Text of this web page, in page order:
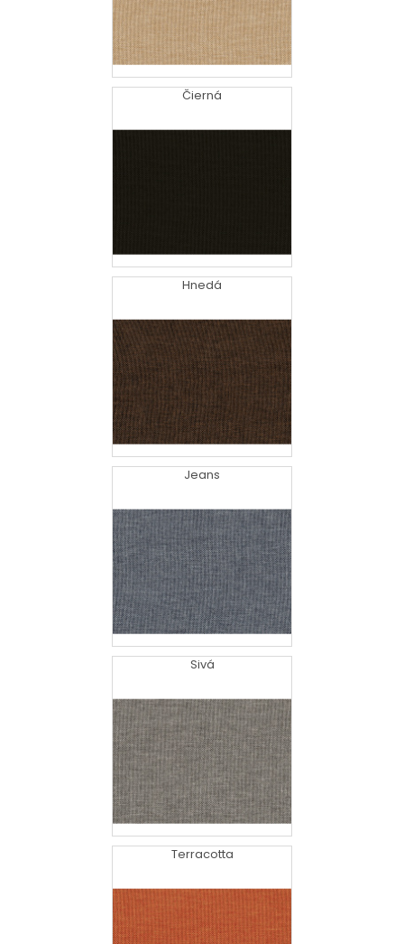
Čierná
Hnedá
Jeans
Sivá
Terracotta